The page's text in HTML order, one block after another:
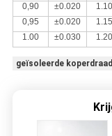
0,90
±0.020 1.10
0,95
±0.020 1.15
1.00
±0.030 1.20
geïsoleerde koperdraad